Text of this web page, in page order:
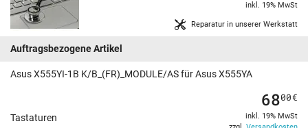
Reparatur in unserer Werkstatt
inkl. 19% MwSt
Auftragsbezogene Artikel
Asus X555YI-1B K/B_(FR)_MODULE/AS für Asus X555YA
Tastaturen
6800€
inkl. 19% MwSt